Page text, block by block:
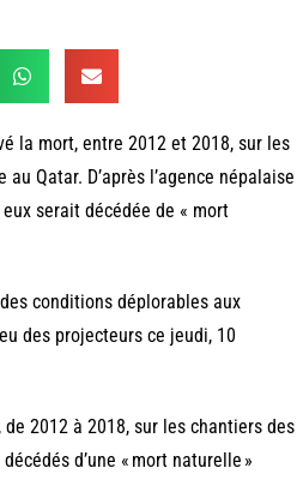
la mort, entre 2012 et 2018, sur les
Qatar. D’après l’agence népalaise
serait décédée de « mort
conditions déplorables aux
des projecteurs ce jeudi, 10
2012 à 2018, sur les chantiers des
d’une « mort naturelle »